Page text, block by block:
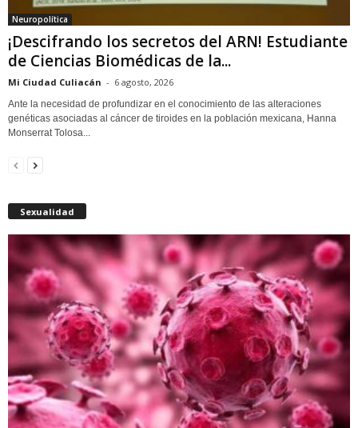
Neuropolítica
¡Descifrando los secretos del ARN! Estudiante
de Ciencias Biomédicas de la...
Mi Ciudad Culiacán - 6 agosto, 2026
Ante la necesidad de profundizar en el conocimiento de las alteraciones
genéticas asociadas al cáncer de tiroides en la población mexicana, Hanna
Monserrat Tolosa...
Sexualidad